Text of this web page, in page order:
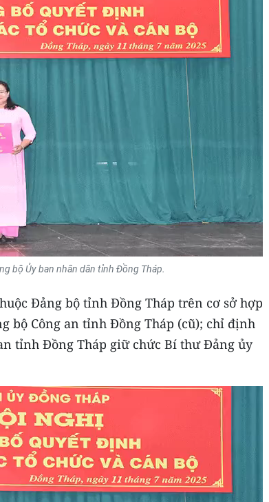
bộ Ủy ban nhân dân tỉnh Đồng Tháp.
Đảng bộ tỉnh Đồng Tháp trên cơ sở hợp
bộ Công an tỉnh Đồng Tháp (cũ); chỉ định
tỉnh Đồng Tháp giữ chức Bí thư Đảng ủy